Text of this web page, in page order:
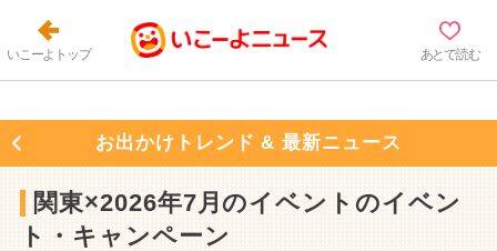
いこーよトップ あとで読む
お出かけトレンド & 最新ニュース
関東×2026年7月のイベントのイベン
ト・キャンペーン